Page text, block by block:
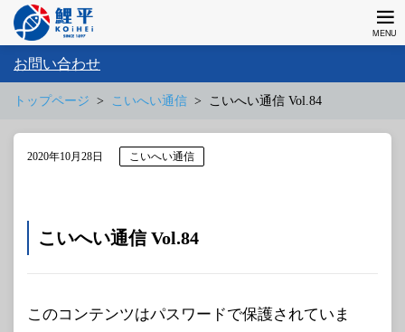
お問い合わせ
トップページ こいへい通信 こいへい通信 Vol.84
2020年10月28日 こいへい通信
こいへい通信 Vol.84
このコンテンツはパスワードで保護されていま